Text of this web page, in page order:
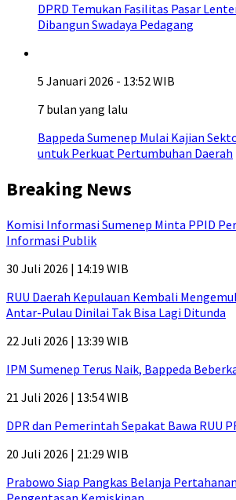
DPRD Temukan Fasilitas Pasar
Dibangun Swadaya Pedagang
5 Januari 2026 - 13:52 WIB
7 bulan yang lalu
Bappeda Sumenep Mulai Kajian
untuk Perkuat Pertumbuhan Daerah
Breaking News
Komisi Informasi Sumenep Minta PPID
Informasi Publik
30 Juli 2026 | 14:19 WIB
RUU Daerah Kepulauan Kembali
Antar-Pulau Dinilai Tak Bisa Lagi Ditunda
22 Juli 2026 | 13:39 WIB
IPM Sumenep Terus Naik, Bappeda
21 Juli 2026 | 13:54 WIB
DPR dan Pemerintah Sepakat Bawa RUU
20 Juli 2026 | 21:29 WIB
Prabowo Siap Pangkas Belanja